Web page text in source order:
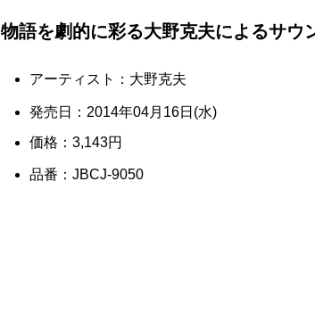
物語を劇的に彩る大野克夫によるサウ
アーティスト：大野克夫
発売日：2014年04月16日(水)
価格：3,143円
品番：JBCJ-9050